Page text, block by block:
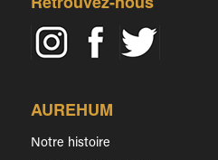
AUREHUM
Notre histoire